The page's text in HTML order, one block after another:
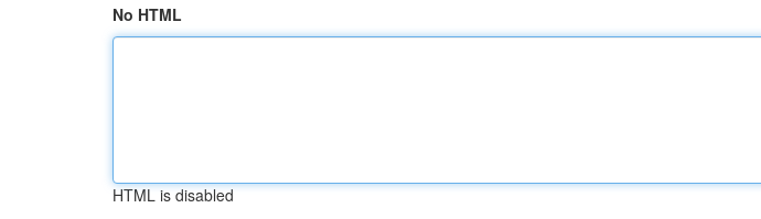
No HTML
HTML is disabled